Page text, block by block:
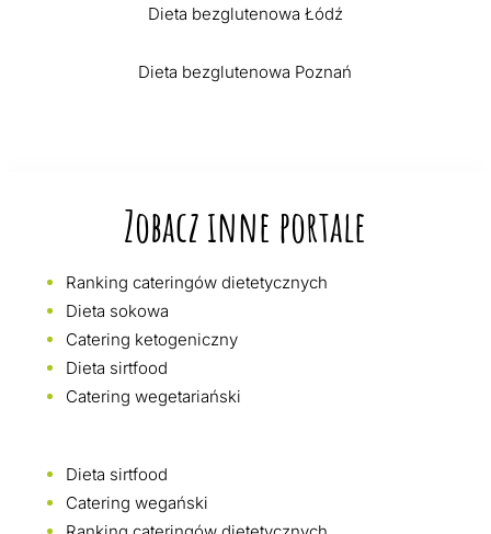
Dieta bezglutenowa Łódź
Dieta bezglutenowa Poznań
Zobacz inne portale
Ranking cateringów dietetycznych
Dieta sokowa
Catering ketogeniczny
Dieta sirtfood
Catering wegetariański
Dieta sirtfood
Catering wegański